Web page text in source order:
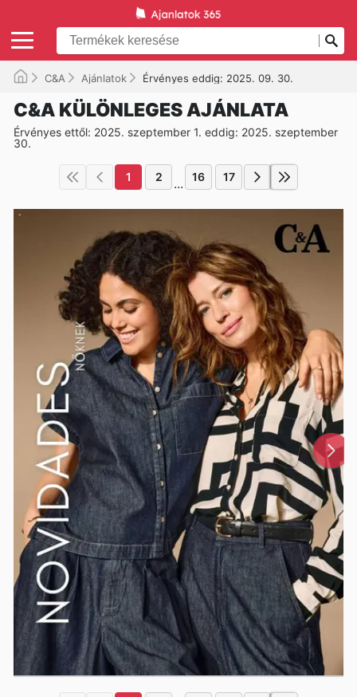
C&A Ajánlatok Érvényes eddig: 2025. 09. 30.
C&A KÜLÖNLEGES AJÁNLATA
Érvényes ettől: 2025. szeptember 1. eddig: 2025. szeptember
30.
1 2 ... 16 17